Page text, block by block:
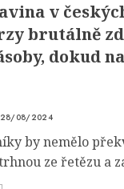
v
brutálně
dokud
28/08/2024
by nemělo
ze řetězu a